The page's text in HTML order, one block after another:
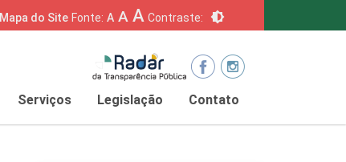
Mapa do Site Fonte: A A A Contraste: brightness_6
Serviços Legislação Contato